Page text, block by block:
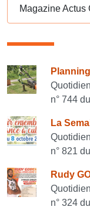
Magazine Actus
Consulter
n° 744
La
n° 821
Rudy
n° 324